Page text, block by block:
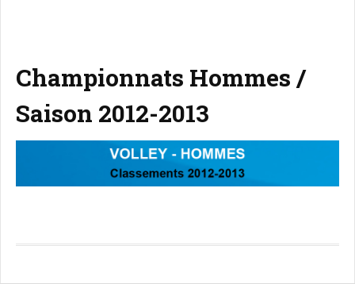
Championnats Hommes /
Saison 2012-2013